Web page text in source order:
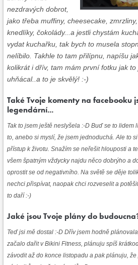
nezdravých dobrot,
jako třeba muffiny, cheesecake,
knedlíky, čokolády...a jestli chystám
vydat kuchařku, tak bych to musela
nelíbilo. Takhle to tam přilípnu, napíšu
kolikrát i dřív, tam mám první fotku jak
uhňácal..a to je skvělý! :-)
Také Tvoje komenty na facebooku
legendární...
Tak to jsem ještě neslyšela :-D Buď se to lidem
to, anebo si myslí, že jsem jednoduchá. Ale to
přístup k životu. Snažím se neřešit hlouposti a
všem špatným vždycky najdu něco dobrýho a
oprostit se od negativního. Na světě se děje
nechci přispívat, naopak chci rozveselit a
to daří :-)
Jaké jsou Tvoje plány do
Teď jsi mě dostal :-D Dřív jsem hodně
začalo dařit v Bikini Fitness, plánuju spíš
závodit až do konce listopadu a pak plánuju,